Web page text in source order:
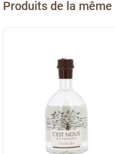
Produits de la